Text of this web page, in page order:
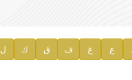
ع غ ف ق ك ل